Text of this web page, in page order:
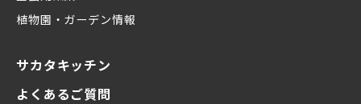
植物園・ガーデン情報
サカタキッチン
よくあるご質問